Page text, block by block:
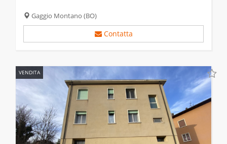
soggiorno, ampia zona pranzo, camera...
Gaggio Montano (BO)
Contatta
VENDITA